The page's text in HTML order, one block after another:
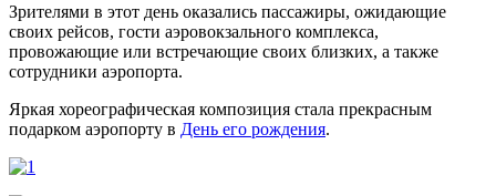
Зрителями в этот день оказались пассажиры, ожидающие
своих рейсов, гости аэровокзального комплекса,
провожающие или встречающие своих близких, а также
сотрудники аэропорта.
Яркая хореографическая композиция стала прекрасным
подарком аэропорту в День его рождения.